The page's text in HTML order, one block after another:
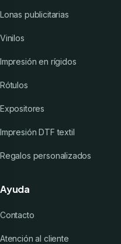
Lonas publicitarias
Vinilos
Impresión en rígidos
Rótulos
Expositores
Impresión DTF textil
Regalos personalizados
Ayuda
Contacto
Atención al cliente